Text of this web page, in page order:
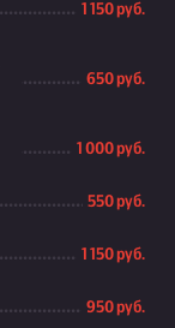
1 150 руб.
650 руб.
1 000 руб.
550 руб.
1 150 руб.
950 руб.